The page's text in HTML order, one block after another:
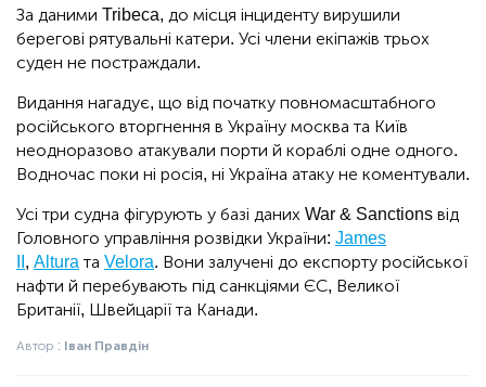
За даними Tribeca, до місця інциденту вирушили
берегові рятувальні катери. Усі члени екіпажів трьох
суден не постраждали.
Видання нагадує, що від початку повномасштабного
російського вторгнення в Україну москва та Київ
неодноразово атакували порти й кораблі одне одного.
Водночас поки ні росія, ні Україна атаку не коментували.
Усі три судна фігурують у базі даних War & Sanctions від
Головного управління розвідки України: James
II, Altura та Velora. Вони залучені до експорту російської
нафти й перебувають під санкціями ЄС, Великої
Британії, Швейцарії та Канади.
Автор : Іван Правдін